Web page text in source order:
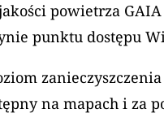
powietrza
punktu dostępu
na mapach i za